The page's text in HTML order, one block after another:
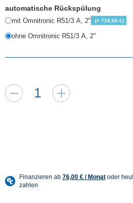
automatische Rückspülung
mit Omnitronic R51/3 A, 2" (+ 719,00 €)
ohne Omnitronic R51/3 A, 2"